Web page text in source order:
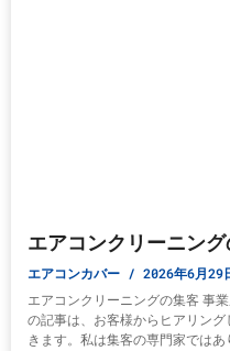
エアコンクリーニン
エアコンカバー 2026年6月29
エアコンクリーニングの集客 事
の記事は、お客様からヒアリン
きます。私は集客の専門家では